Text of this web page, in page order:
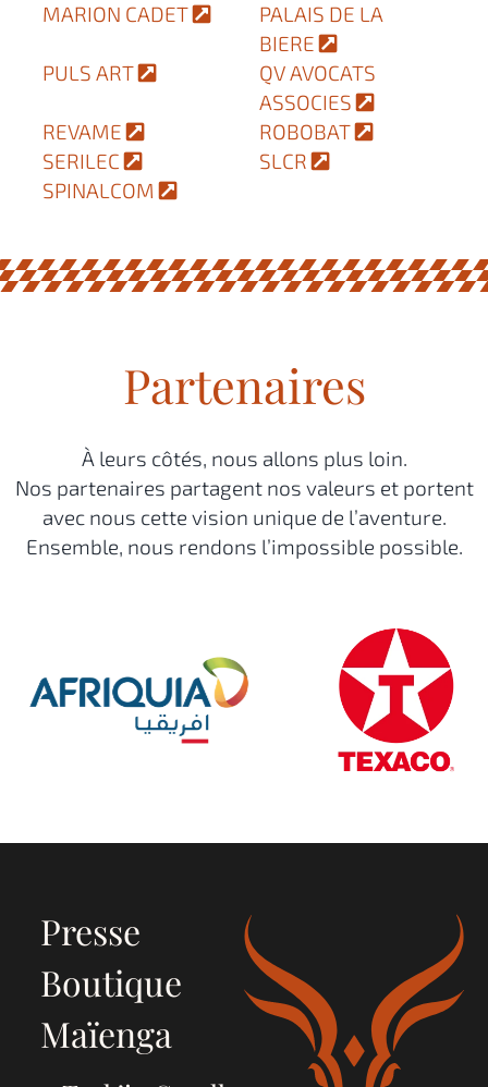
MARION CADET
PALAIS DE LA
BIERE
PULS ART
QV AVOCATS
ASSOCIES
REVAME
ROBOBAT
SERILEC
SLCR
SPINALCOM
Partenaires
À leurs côtés, nous allons plus loin.
Nos partenaires partagent nos valeurs et portent
avec nous cette vision unique de l’aventure.
Ensemble, nous rendons l’impossible possible.
Presse
Boutique
Maïenga